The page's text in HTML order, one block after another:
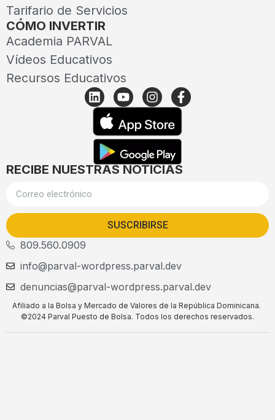
Tarifario de Servicios
CÓMO INVERTIR
Academia PARVAL
Vídeos Educativos
Recursos Educativos
RECIBE NUESTRAS NOTICIAS
SUSCRIBIRSE
809.560.0909
info@parval-wordpress.parval.dev
denuncias@parval-wordpress.parval.dev
Afiliado a la Bolsa y Mercado de Valores de la República Dominicana.
©2024 Parval Puesto de Bolsa. Todos los derechos reservados.